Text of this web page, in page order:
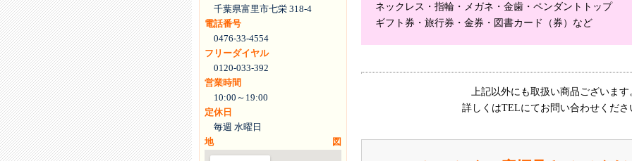
ネックレス・指輪・メガネ・金歯・ペンダントトップ
ギフト券・旅行券・金券・図書カード（券）など
上記以外にも取扱い商品ございます
詳しくはTELにてお問い合わせくださ
千葉県富里市七栄 318-4
電話番号
0476-33-4554
フリーダイヤル
0120-033-392
営業時間
10:00～19:00
定休日
毎週 水曜日
地図